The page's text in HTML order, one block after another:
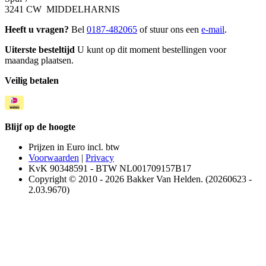
3241 CW MIDDELHARNIS
Heeft u vragen? Bel 0187-482065 of stuur ons een e-mail.
Uiterste besteltijd U kunt op dit moment bestellingen voor
maandag plaatsen.
Veilig betalen
Blijf op de hoogte
Prijzen in Euro incl. btw
Voorwaarden | Privacy
KvK 90348591 - BTW NL001709157B17
Copyright © 2010 - 2026 Bakker Van Helden. (20260623 -
2.03.9670)